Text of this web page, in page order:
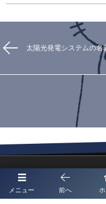
太陽光発電システムの
メニュー 前へ